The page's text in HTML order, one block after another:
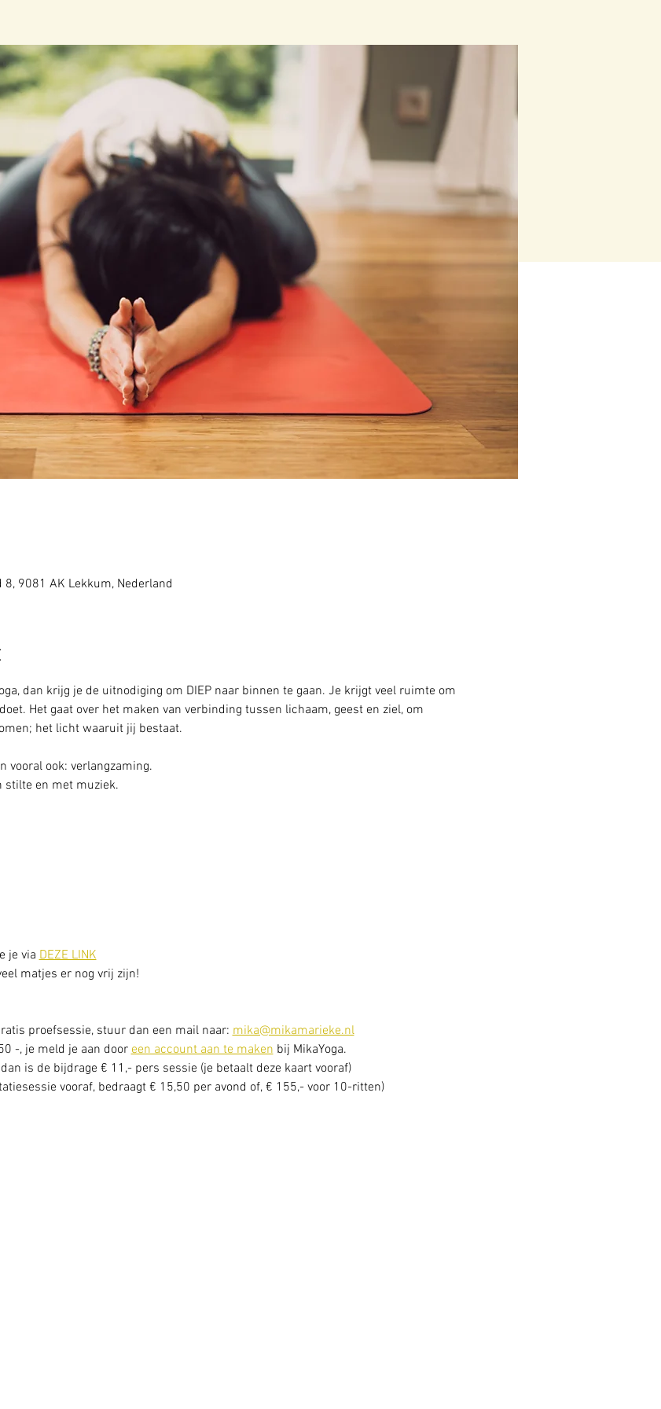
9081 AK Lekkum, Nederland
dan krijg je de uitnodiging om DIEP naar binnen te gaan. Je krijgt veel ruimte om
Het gaat over het maken van verbinding tussen lichaam, geest en ziel, om
het licht waaruit jij bestaat.
vooral ook: verlangzaming.
stilte en met muziek.
je via DEZE LINK
matjes er nog vrij zijn!
proefsessie, stuur dan een mail naar: mika@mikamarieke.nl
-, je meld je aan door een account aan te maken bij MikaYoga.
is de bijdrage € 11,- pers sessie (je betaalt deze kaart vooraf)
vooraf, bedraagt € 15,50 per avond of, € 155,- voor 10-ritten)